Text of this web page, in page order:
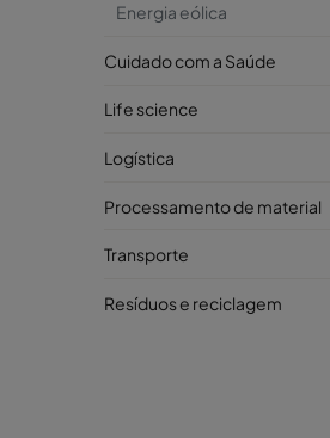
Energia eólica
Cuidado com a Saúde
Life science
Logística
Processamento de material
Transporte
Resíduos e reciclagem